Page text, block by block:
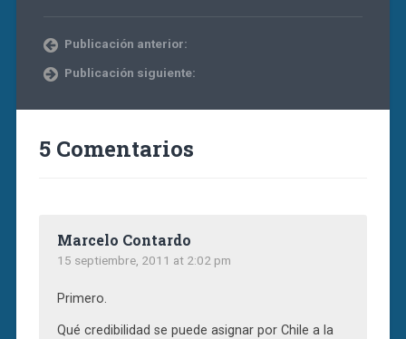
Publicación anterior:
Publicación siguiente:
5 Comentarios
Marcelo Contardo
15 septiembre, 2011 at 2:02 pm
Primero.
Qué credibilidad se puede asignar por Chile a la